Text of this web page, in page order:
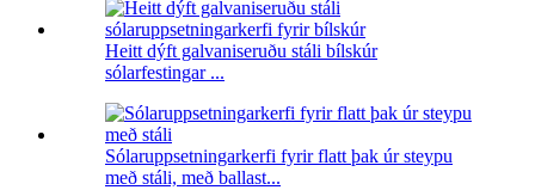
Heitt dýft galvaniseruðu stáli bílskúr
sólarfestingar ...
Sólaruppsetningarkerfi fyrir flatt þak úr steypu
með stáli, með ballast...